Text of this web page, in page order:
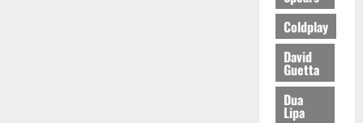
Coldplay
David
Guetta
Dua
Lipa